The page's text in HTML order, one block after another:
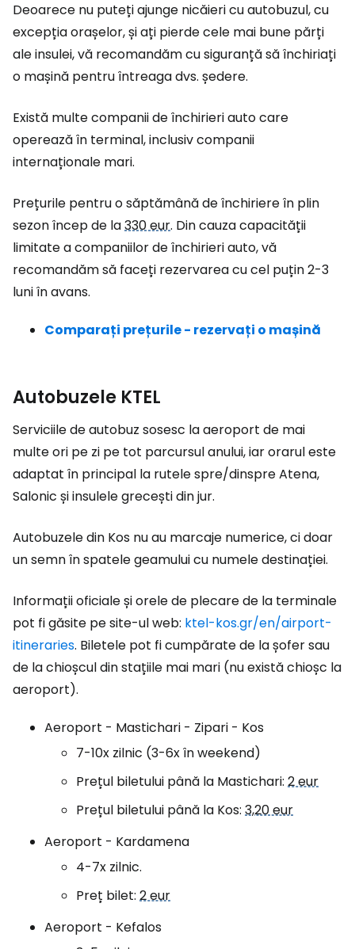
Deoarece nu puteți ajunge nicăieri cu autobuzul, cu
excepția orașelor, și ați pierde cele mai bune părți
ale insulei, vă recomandăm cu siguranță să închiriați
o mașină pentru întreaga dvs. ședere.
Există multe companii de închirieri auto care
operează în terminal, inclusiv companii
internaționale mari.
Prețurile pentru o săptămână de închiriere în plin
sezon încep de la330 eur. Din cauza capacității
limitate a companiilor de închirieri auto, vă
recomandăm să faceți rezervarea cu cel puțin 2-3
luni în avans.
Comparați prețurile - rezervați o mașină
Autobuzele KTEL
Serviciile de autobuz sosesc la aeroport de mai
multe ori pe zi pe tot parcursul anului, iar orarul este
adaptat în principal la rutele spre/dinspre Atena,
Salonic și insulele grecești din jur.
Autobuzele din Kos nu au marcaje numerice, ci doar
un semn în spatele geamului cu numele destinației.
Informații oficiale și orele de plecare de la terminale
pot fi găsite pe site-ul web: ktel-kos.gr/en/airport-
itineraries. Biletele pot fi cumpărate de la șofer sau
de la chioșcul din stațiile mai mari (nu există chioșc la
aeroport).
Aeroport - Mastichari - Zipari - Kos
7-10x zilnic (3-6x în weekend)
Prețul biletului până la Mastichari: 2 eur
Prețul biletului până la Kos: 3,20 eur
Aeroport - Kardamena
4-7x zilnic.
Preț bilet: 2 eur
Aeroport - Kefalos